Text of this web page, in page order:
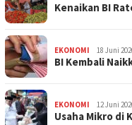
Kenaikan BI
EKONOMI 18 Juni
BI Kembali
EKONOMI 12 Juni
Usaha Mikro di